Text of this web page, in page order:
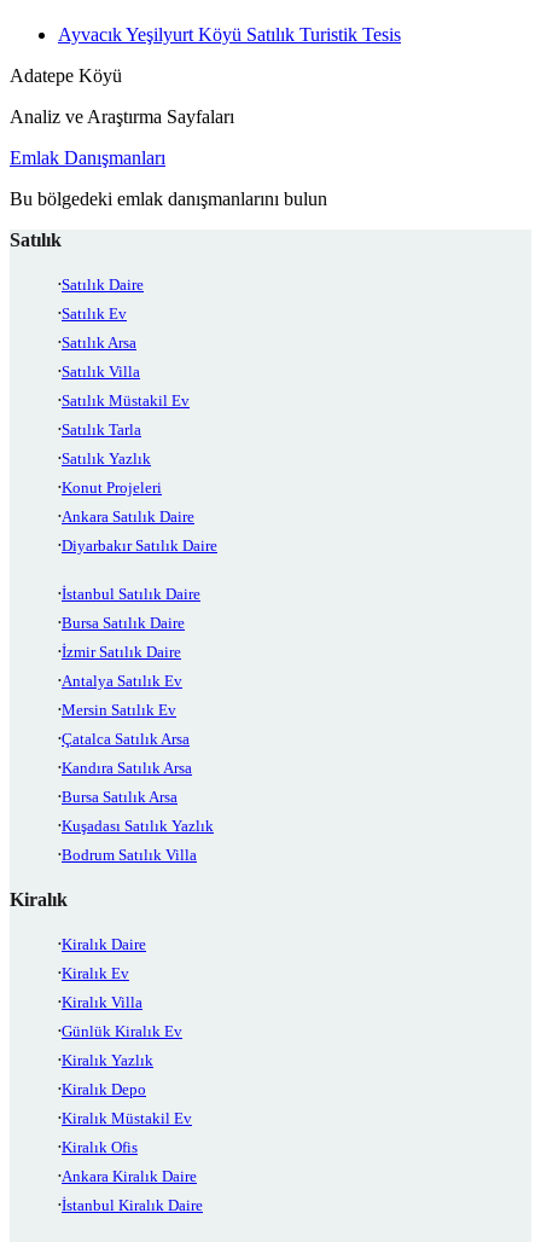
Ayvacık Yeşilyurt Köyü Satılık Turistik Tesis
Adatepe Köyü
Analiz ve Araştırma Sayfaları
Emlak Danışmanları
Bu bölgedeki emlak danışmanlarını bulun
Satılık
Satılık Daire
Satılık Ev
Satılık Arsa
Satılık Villa
Satılık Müstakil Ev
Satılık Tarla
Satılık Yazlık
Konut Projeleri
Ankara Satılık Daire
Diyarbakır Satılık Daire
İstanbul Satılık Daire
Bursa Satılık Daire
İzmir Satılık Daire
Antalya Satılık Ev
Mersin Satılık Ev
Çatalca Satılık Arsa
Kandıra Satılık Arsa
Bursa Satılık Arsa
Kuşadası Satılık Yazlık
Bodrum Satılık Villa
Kiralık
Kiralık Daire
Kiralık Ev
Kiralık Villa
Günlük Kiralık Ev
Kiralık Yazlık
Kiralık Depo
Kiralık Müstakil Ev
Kiralık Ofis
Ankara Kiralık Daire
İstanbul Kiralık Daire